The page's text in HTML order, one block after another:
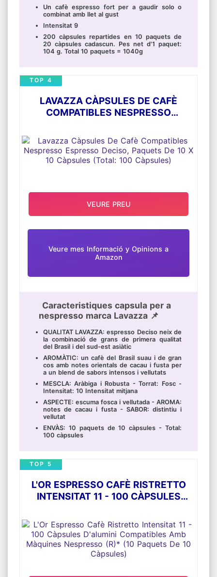
Un cafè espresso fort per a gaudir solo o
combinat amb llet al gust
Intensitat 9
200 càpsules repartides en 10 paquets de
20 càpsules cadascun. Pes net d'1 paquet:
104 g. Total 10 paquets = 1040g
LAVAZZA CÀPSULES DE CAFÈ
COMPATIBLES NESPRESSO
X 10 CÀPSULES (TOTAL: 100
CÀPSULES)
TOP 4
Veure mes Informació y Opinions a
Amazon
Caracteristiques capsula per a
nespresso marca Lavazza 📌
QUALITAT LAVAZZA: espresso Deciso neix de
la combinació de grans de primera qualitat
del Brasil i del sud-est asiàtic
AROMÀTIC: un cafè del Brasil suau i de gran
cos amb notes orientals de cacau i fusta per
a un blend de sabors intensos i vellutats
MESCLA: Aràbiga i Robusta - Torrat: Fosc -
Intensitat: 10 Intensitat mitjana
ASPECTE: escuma fosca i vellutada - AROMA:
notes de cacau i fusta - SABOR: distintiu i
vellutat
ENVÀS: 10 paquets de 10 càpsules - Total:
100 càpsules
VEURE PREU
L'OR ESPRESSO CAFÈ RISTRETTO
INTENSITAT 11 - 100 CÀPSULES
MÀQUINES NESPRESSO (R)* (10
PAQUETS DE 10 CÀPSULES)
TOP 5